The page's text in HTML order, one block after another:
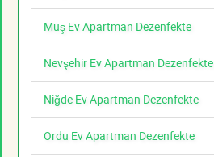
Muş Ev Apartman Dezenfekte
Nevşehir Ev Apartman Dezenfekte
Niğde Ev Apartman Dezenfekte
Ordu Ev Apartman Dezenfekte